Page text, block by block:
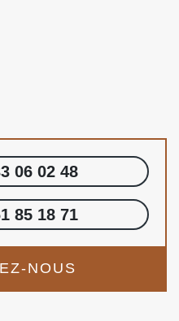
06 02 48
85 18 71
NOUS